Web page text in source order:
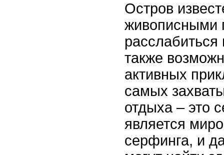
Остров
живописными
также
активных
самых
отдыха – это
является
серфинга, и